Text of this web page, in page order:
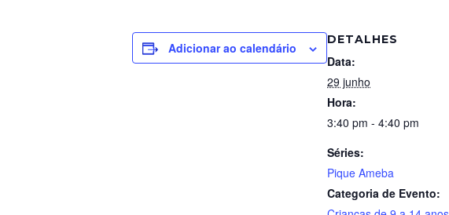
Adicionar ao calendário
DETALHES
Data:
29 junho
Hora:
3:40 pm - 4:40 pm
Séries:
Pique Ameba
Categoria de Evento: